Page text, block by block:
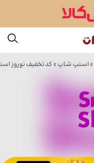
»اسنپ شاپ» کد تخفیف نوروز